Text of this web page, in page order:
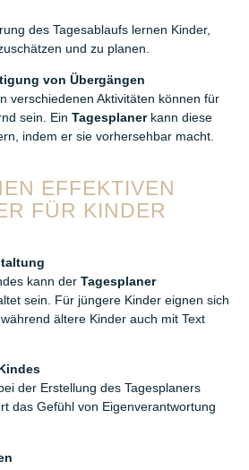
des Tagesablaufs lernen Kinder,
und zu planen.
von Übergängen
verschiedenen Aktivitäten können für
sein. Ein Tagesplanerkann diese
indem er sie vorhersehbar macht.
EFFEKTIVEN
FÜR KINDER
kann der Tagesplaner
sein. Für jüngere Kinder eignen sich
ältere Kinder auch mit Text
der Erstellung des Tagesplaners
das Gefühl von Eigenverantwortung